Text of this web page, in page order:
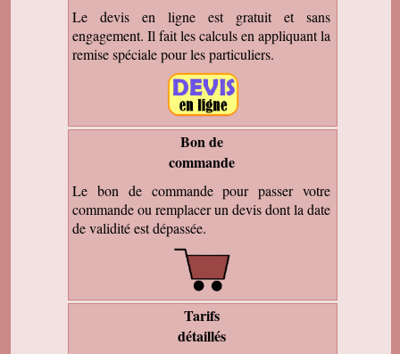
Le devis en ligne est gratuit et sans
engagement. Il fait les calculs en appliquant la
remise spéciale pour les particuliers.
Bon de
commande
Le bon de commande pour passer votre
commande ou remplacer un devis dont la date
de validité est dépassée.
Tarifs
détaillés